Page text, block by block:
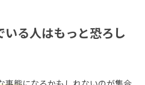
る人はもっと恐ろし